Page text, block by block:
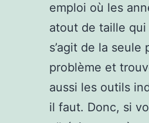
emploi où les
atout de taille qui
s’agit de la
problème et
aussi les outils
il faut. Donc, si